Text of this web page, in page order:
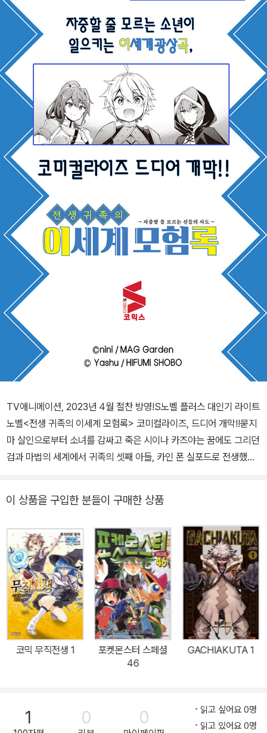
TV애니메이션, 2023년 4월 절찬 방영!S노벨 플러스 대인기 라이트
노벨<전생 귀족의 이세계 모험록> 코미컬라이즈, 드디어 개막!!묻지
마 살인으로부터 소녀를 감싸고 죽은 시이나 카즈야는 꿈에도 그리던
검과 마법의 세계에서 귀족의 셋째 아들, 카인 폰 실포드로 전생했다!
할 수 없는 스테이터스!자신의 힘을 감추려고 하지만 세상 물정을 너
무나도 몰라, 일이 잘 풀리지는 않는데…!그런 자중할 줄 모르는 소년
이 일으키는 이세계광상곡!코믹스 한정! 원작자 야슈 선생님 원안의
신규 에피소드를 만화화한 특별 번외편도 수록![미디어믹스]TV애니
메이션 : 2023년 4월 애니플러스 한일 동시 방영.
이 상품을 구입한 분들이 구매한 상품
코믹 무직전생 1
포켓몬스터 스페셜
46
GACHIAKUTA 1
1 0 0
읽고 싶어요 0명
읽고 있어요 0명